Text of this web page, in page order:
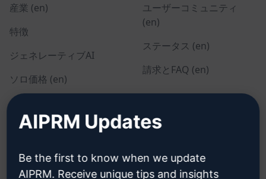
産業 (en)
特徴
ジェネレーティブAI
ソロ価格 (en)
チーム価格 (en)
Blog (en)
ユーザーコミュニティ
(en)
ステータス (en)
請求とFAQ (en)
リーガル ダウンロード
AIPRM Updates
Be the first to know when we update
AIPRM. Receive unique tips and insights